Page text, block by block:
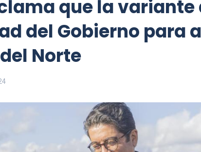
que la variante
del Gobierno para
Norte